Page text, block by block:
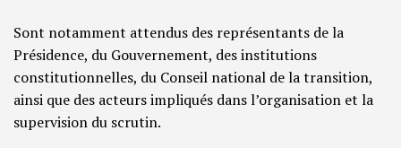
Sont notamment attendus des représentants de la
Présidence, du Gouvernement, des institutions
constitutionnelles, du Conseil national de la transition,
ainsi que des acteurs impliqués dans l’organisation et la
supervision du scrutin.